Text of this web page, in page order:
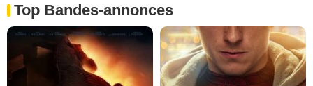
Top Bandes-annonces